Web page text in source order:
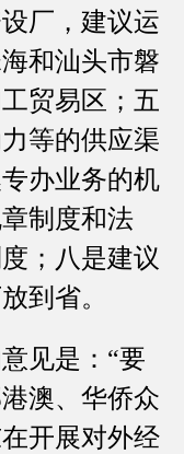
厂，建议运
和汕头市磐
贸易区；五
等的供应渠
办业务的机
制度和法
；八是建议
到省。
见是：“要
澳、华侨众
开展对外经